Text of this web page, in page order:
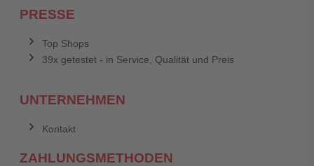
PRESSE
Top Shops
39x getestet - in Service, Qualität und Preis
UNTERNEHMEN
Kontakt
ZAHLUNGSMETHODEN